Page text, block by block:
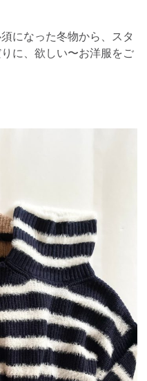
になった冬物から、スタ
に、欲しい〜お洋服をご